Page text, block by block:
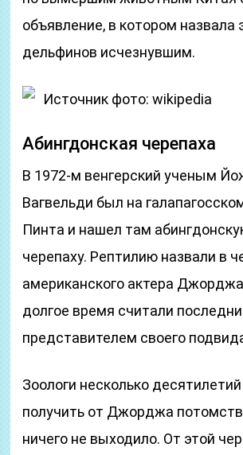
объявление, в котором назвала
дельфинов исчезнувшим.
Источник фото: wikipedia
Абингдонская черепаха
В 1972-м венгерский ученым
Вагвельди был на
Пинта и нашел там
черепаху. Рептилию назвали в
американского актера
долгое время считали
представителем своего
Зоологи несколько
получить от Джорджа
ничего не выходило. От этой